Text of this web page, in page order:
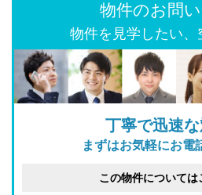
物件のお問
物件を見学したい、
丁寧で迅速な
まずはお気軽にお電
この物件については